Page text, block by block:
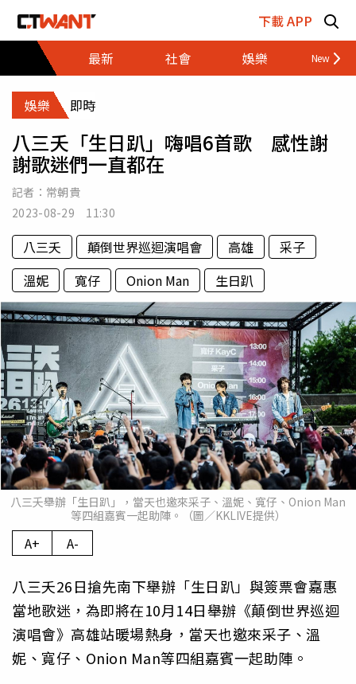
下載 APP
最新
社會 娛樂 財經
娛樂 即時
八三夭「生日趴」嗨唱6首歌 感性謝
謝歌迷們一直都在
記者： 常朝貴
2023-08-29 11:30
八三夭 顛倒世界巡迴演唱會 高雄
采子
溫妮
寬仔 Onion Man 生日趴
八三夭舉辦「生日趴」，當天也邀來采子、溫妮、寬仔、Onion Man
等四組嘉賓一起助陣。（圖／KKLIVE提供）
A+ A-
八三夭26日搶先南下舉辦「生日趴」與簽票會嘉惠
當地歌迷，為即將在10月14日舉辦《顛倒世界巡迴
演唱會》高雄站暖場熱身，當天也邀來采子、溫
妮、寬仔、Onion Man等四組嘉賓一起助陣。